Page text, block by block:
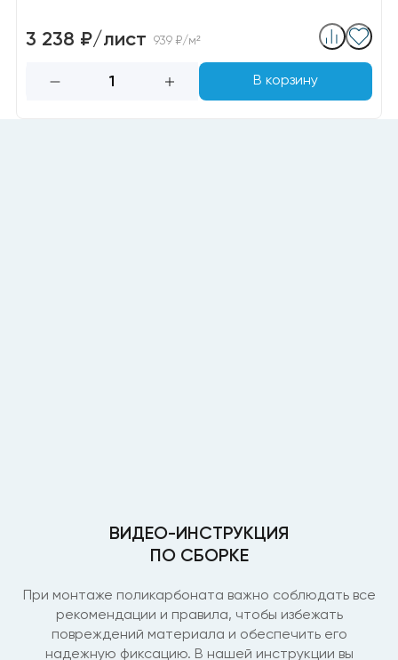
3 238 ₽/лист 939 ₽/м²
В корзину
ВИДЕО-ИНСТРУКЦИЯ
ПО СБОРКЕ
При монтаже поликарбоната важно соблюдать все
рекомендации и правила, чтобы избежать
повреждений материала и обеспечить его
надежную фиксацию. В нашей инструкции вы